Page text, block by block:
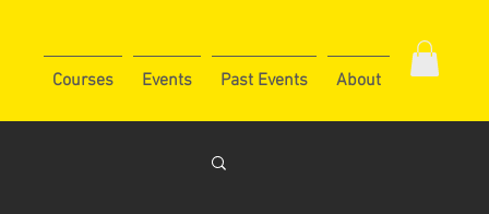
Courses Events Past Events About